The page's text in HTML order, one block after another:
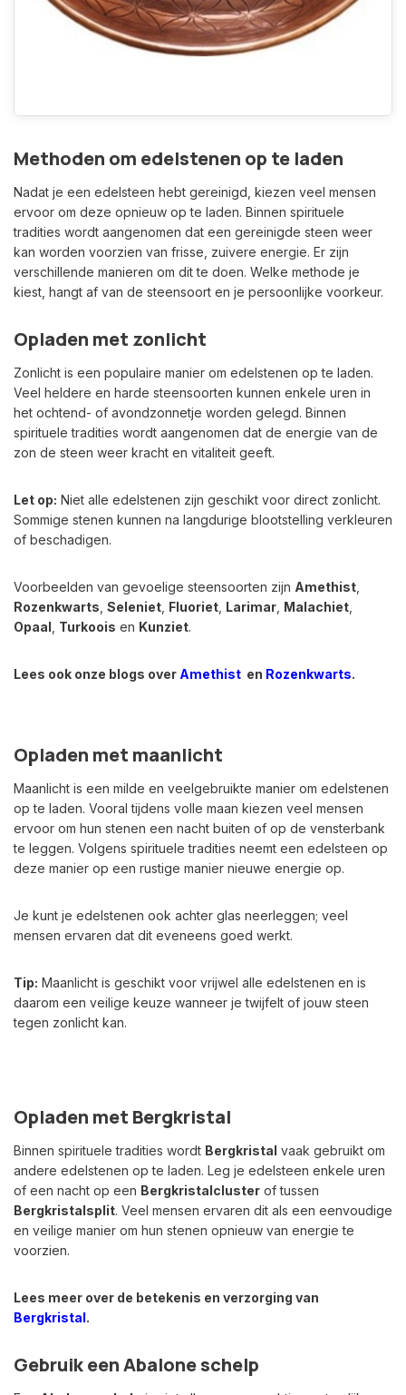
Methoden om edelstenen op te laden
Nadat je een edelsteen hebt gereinigd, kiezen veel mensen
ervoor om deze opnieuw op te laden. Binnen spirituele
tradities wordt aangenomen dat een gereinigde steen weer
kan worden voorzien van frisse, zuivere energie. Er zijn
verschillende manieren om dit te doen. Welke methode je
kiest, hangt af van de steensoort en je persoonlijke voorkeur.
Opladen met zonlicht
Zonlicht is een populaire manier om edelstenen op te laden.
Veel heldere en harde steensoorten kunnen enkele uren in
het ochtend- of avondzonnetje worden gelegd. Binnen
spirituele tradities wordt aangenomen dat de energie van de
zon de steen weer kracht en vitaliteit geeft.
Let op: Niet alle edelstenen zijn geschikt voor direct zonlicht.
Sommige stenen kunnen na langdurige blootstelling verkleuren
of beschadigen.
Voorbeelden van gevoelige steensoorten zijn Amethist
Rozenkwarts Seleniet Fluoriet Larimar Malachiet
Opaal Turkoois en Kunziet.
Lees ook onze blogs over Amethist en Rozenkwarts.
Opladen met maanlicht
Maanlicht is een milde en veelgebruikte manier om edelstenen
op te laden. Vooral tijdens volle maan kiezen veel mensen
ervoor om hun stenen een nacht buiten of op de vensterbank
te leggen. Volgens spirituele tradities neemt een edelsteen op
deze manier op een rustige manier nieuwe energie op.
Je kunt je edelstenen ook achter glas neerleggen; veel
mensen ervaren dat dit eveneens goed werkt.
Tip: Maanlicht is geschikt voor vrijwel alle edelstenen en is
daarom een veilige keuze wanneer je twijfelt of jouw steen
tegen zonlicht kan.
Opladen met Bergkristal
Binnen spirituele tradities wordt Bergkristal vaak gebruikt om
andere edelstenen op te laden. Leg je edelsteen enkele uren
of een nacht op een Bergkristalcluster of tussen
Bergkristalsplit. Veel mensen ervaren dit als een eenvoudige
en veilige manier om hun stenen opnieuw van energie te
voorzien.
Lees meer over de betekenis en verzorging van
Bergkristal.
Gebruik een Abalone schelp